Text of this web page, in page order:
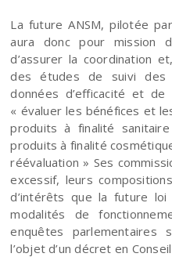
La future ANSM, pilotée
aura donc pour mission
d’assurer la coordination
des études de suivi
données d’efficacité et
« évaluer les bénéfices et
produits à finalité
produits à finalité
réévaluation » Ses
excessif, leurs
d’intérêts que la future
modalités de
enquêtes parlementaires
l’objet d’un décret en